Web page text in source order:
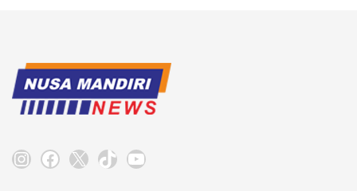
Instagram
Facebook
X TikTokYouTube